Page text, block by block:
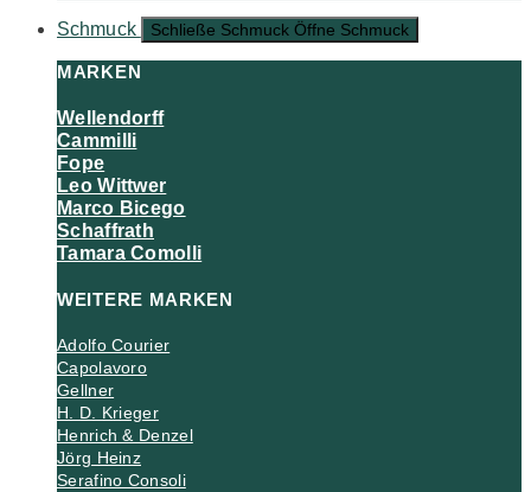
Schmuck Schließe Schmuck Öffne Schmuck
MARKEN
Wellendorff
Cammilli
Fope
Leo Wittwer
Marco Bicego
Schaffrath
Tamara Comolli
WEITERE MARKEN
Adolfo Courier
Capolavoro
Gellner
H. D. Krieger
Henrich & Denzel
Jörg Heinz
Serafino Consoli